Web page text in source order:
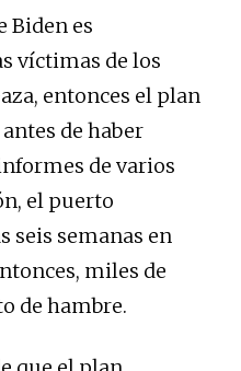
Biden es
víctimas de los
entonces el plan
de haber
de varios
el puerto
seis semanas en
miles de
de hambre.